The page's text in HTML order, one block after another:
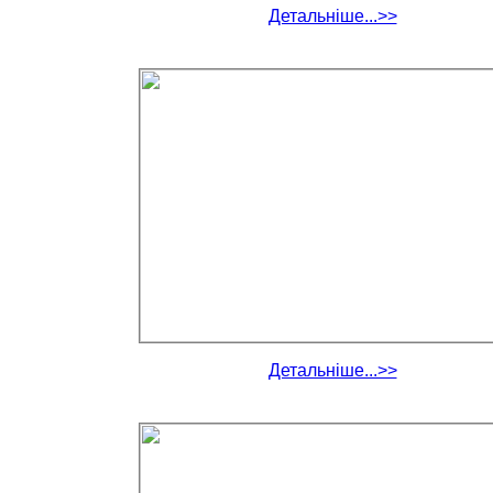
Детальніше...>>
Детальніше...>>